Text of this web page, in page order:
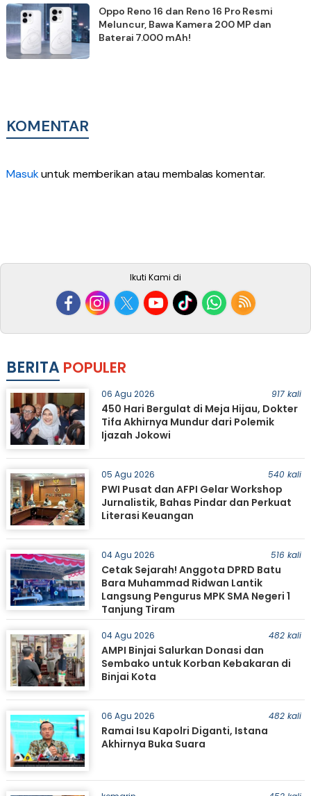
Oppo Reno 16 dan Reno 16 Pro Resmi
Meluncur, Bawa Kamera 200 MP dan
Baterai 7.000 mAh!
KOMENTAR
Masukuntuk memberikan atau membalas komentar.
Ikuti Kami di
BERITA POPULER
06 Agu 2026 917 kali
450 Hari Bergulat di Meja Hijau, Dokter
Tifa Akhirnya Mundur dari Polemik
Ijazah Jokowi
05 Agu 2026 540 kali
PWI Pusat dan AFPI Gelar Workshop
Jurnalistik, Bahas Pindar dan Perkuat
Literasi Keuangan
04 Agu 2026 516 kali
Cetak Sejarah! Anggota DPRD Batu
Bara Muhammad Ridwan Lantik
Langsung Pengurus MPK SMA Negeri 1
Tanjung Tiram
04 Agu 2026 482 kali
AMPI Binjai Salurkan Donasi dan
Sembako untuk Korban Kebakaran di
Binjai Kota
06 Agu 2026 482 kali
Ramai Isu Kapolri Diganti, Istana
Akhirnya Buka Suara